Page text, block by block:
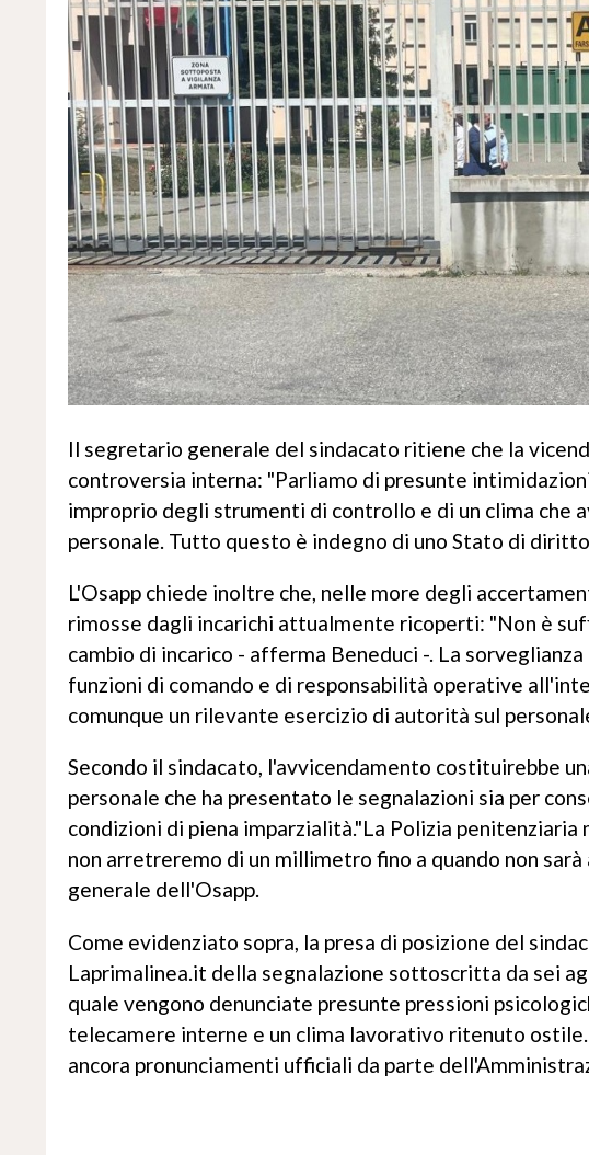
Il segretario generale del sindacato ritiene che la
controversia interna: "Parliamo di presunte
improprio degli strumenti di controllo e di un clima che
personale. Tutto questo è indegno di uno Stato di
L'Osapp chiede inoltre che, nelle more degli
rimosse dagli incarichi attualmente ricoperti: "Non è
cambio di incarico - afferma Beneduci -. La
funzioni di comando e di responsabilità operative
comunque un rilevante esercizio di autorità sul
Secondo il sindacato, l'avvicendamento costituirebbe
personale che ha presentato le segnalazioni sia per
condizioni di piena imparzialità."La Polizia
non arretreremo di un millimetro fino a quando non
generale dell'Osapp.
Come evidenziato sopra, la presa di posizione del
Laprimalinea.it della segnalazione sottoscritta da sei
quale vengono denunciate presunte pressioni
telecamere interne e un clima lavorativo ritenuto
ancora pronunciamenti ufficiali da parte